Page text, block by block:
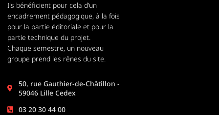
Ils bénéficient pour cela d’un
encadrement pédagogique, à la fois
pour la partie éditoriale et pour la
partie technique du projet.
Chaque semestre, un nouveau
groupe prend les rênes du site.
50, rue Gauthier-de-Châtillon -
59046 Lille Cedex
03 20 30 44 00